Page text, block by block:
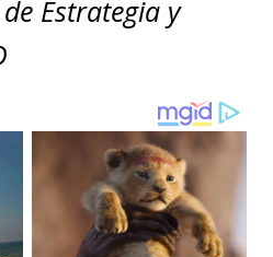
Estrategia y